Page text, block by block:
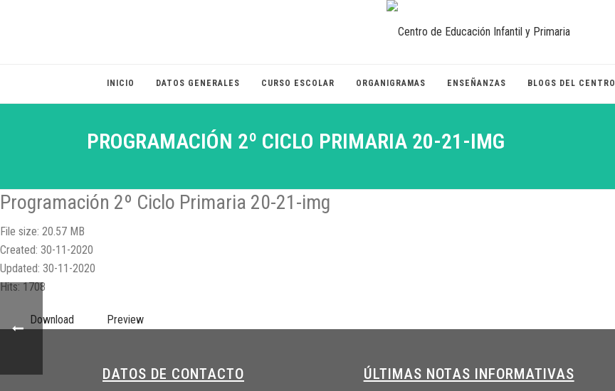
INICIO DATOS GENERALES CURSO ESCOLAR ORGANIGRAMAS ENSEÑANZAS BLOGS DEL CENTRO
PROGRAMACIÓN 2º CICLO PRIMARIA 20-21-IMG
Programación 2º Ciclo Primaria 20-21-img
File size: 20.57 MB
Created: 30-11-2020
Updated: 30-11-2020
Hits: 1708
Download Preview
DATOS DE CONTACTO ÚLTIMAS NOTAS INFORMATIVAS